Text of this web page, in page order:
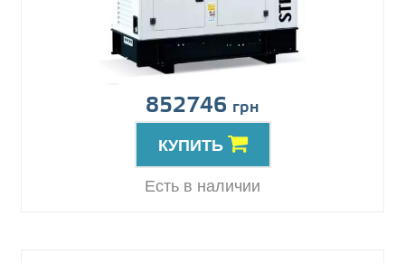
852746 грн
КУПИТЬ
Есть в наличии